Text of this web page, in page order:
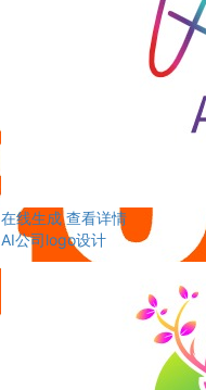
在线生成 查看详情
AI公司logo设计